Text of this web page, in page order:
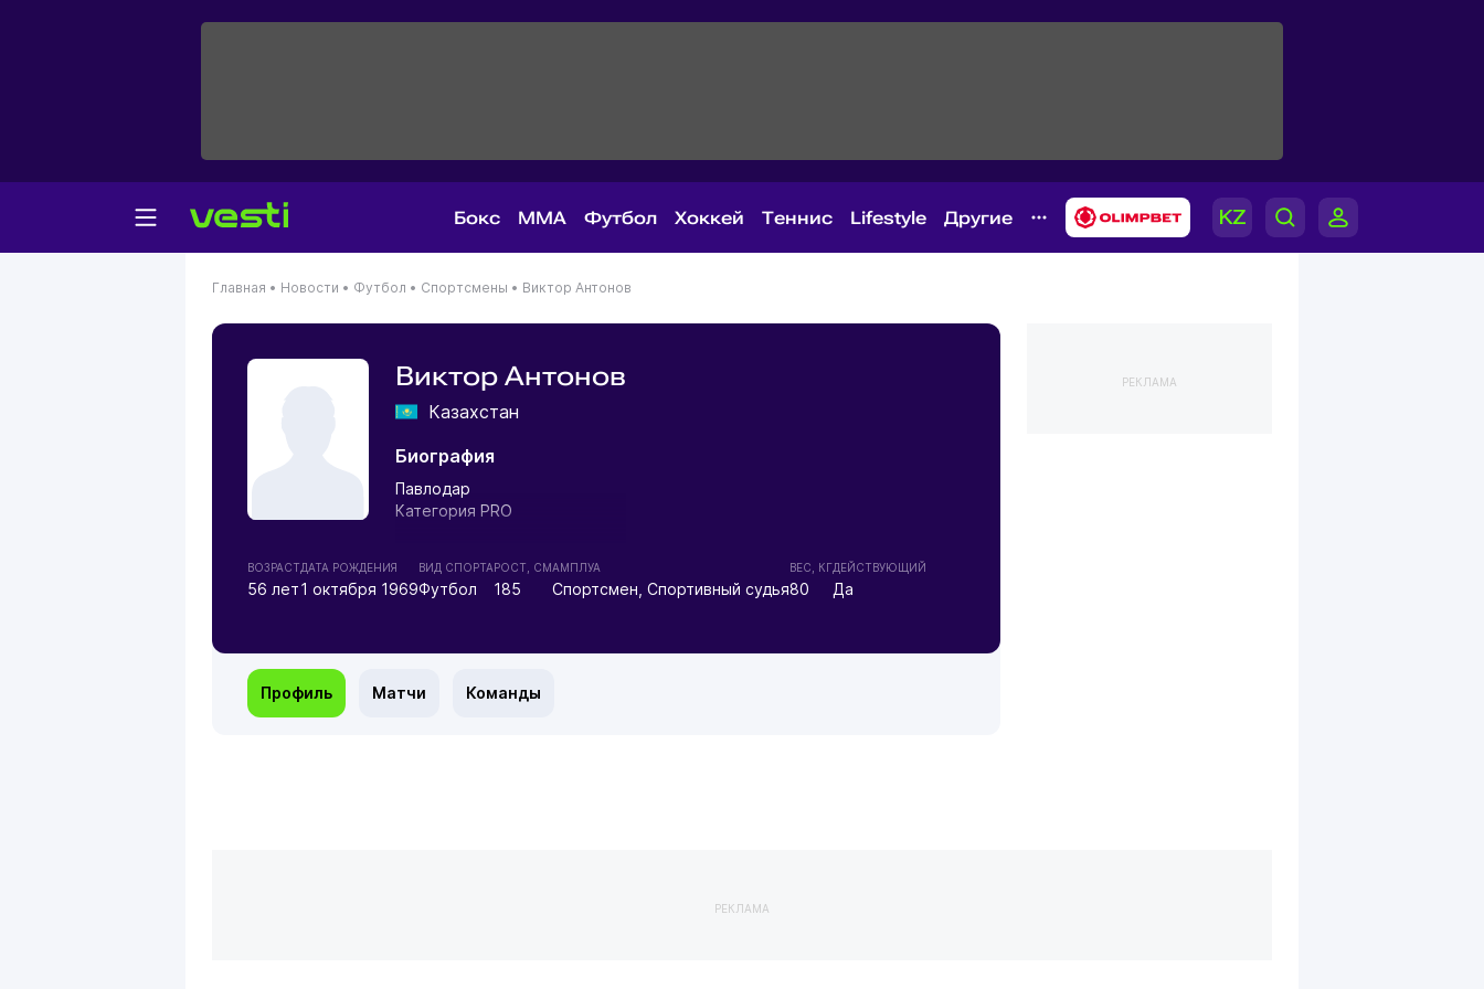
Бокс MMA Футбол Хоккей Теннис Lifestyle Другие
Главная • Новости • Футбол • Спортсмены • Виктор Антонов
Виктор Антонов
Казахстан
Биография
Павлодар
Категория PRO
ВОЗРАСТ
56 лет
ДАТА РОЖДЕНИЯ
1 октября 1969
ВИД СПОРТА
Футбол
РОСТ, СМ
185
АМПЛУА
Спортсмен, Спортивный судья
ВЕС, КГ
80
ДЕЙСТВУЮЩИЙ
Да
Профиль Матчи Команды
РЕКЛАМА
РЕКЛАМА